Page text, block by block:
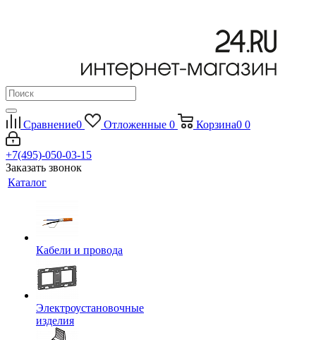
Сравнение0 Отложенные 0 Корзина0 0
+7(495)-050-03-15
Заказать звонок
Каталог
Кабели и провода
Электроустановочные
изделия